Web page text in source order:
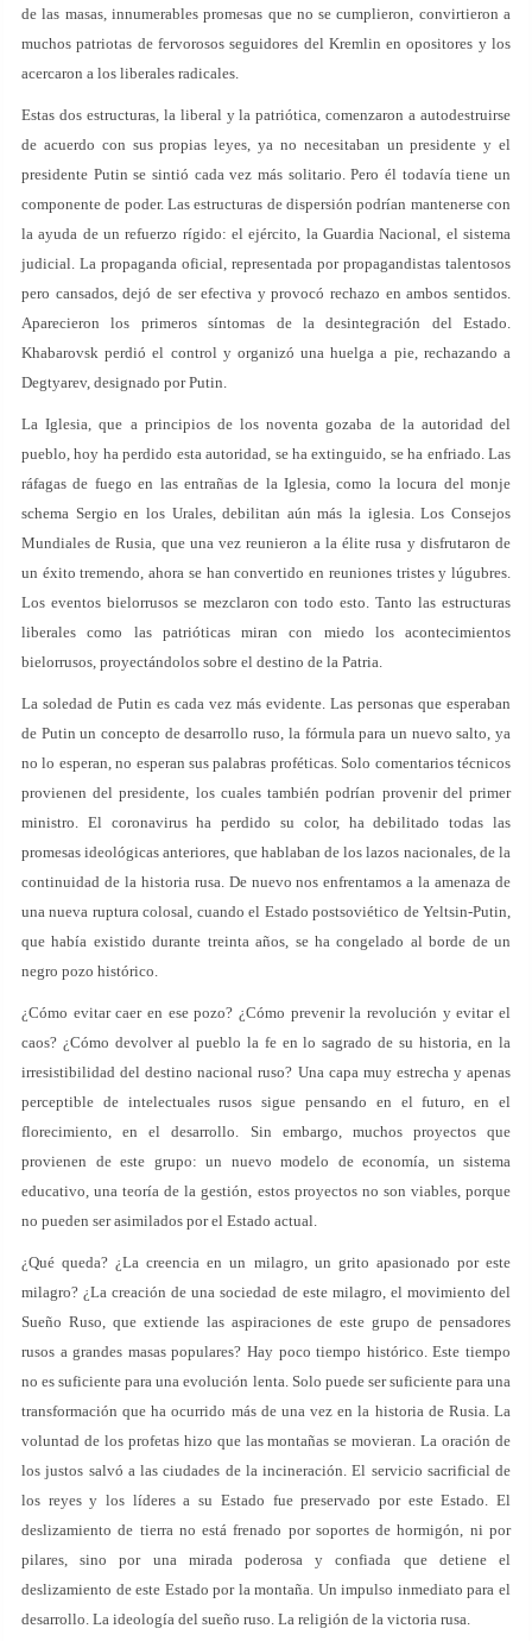
de las masas, innumerables promesas que no se cumplieron, convirtieron a
muchos patriotas de fervorosos seguidores del Kremlin en opositores y los
acercaron a los liberales radicales.
Estas dos estructuras, la liberal y la patriótica, comenzaron a autodestruirse
de acuerdo con sus propias leyes, ya no necesitaban un presidente y el
presidente Putin se sintió cada vez más solitario. Pero él todavía tiene un
componente de poder. Las estructuras de dispersión podrían mantenerse con
la ayuda de un refuerzo rígido: el ejército, la Guardia Nacional, el sistema
judicial. La propaganda oficial, representada por propagandistas talentosos
pero cansados, dejó de ser efectiva y provocó rechazo en ambos sentidos.
Aparecieron los primeros síntomas de la desintegración del Estado.
Khabarovsk perdió el control y organizó una huelga a pie, rechazando a
Degtyarev, designado por Putin.
La Iglesia, que a principios de los noventa gozaba de la autoridad del
pueblo, hoy ha perdido esta autoridad, se ha extinguido, se ha enfriado. Las
ráfagas de fuego en las entrañas de la Iglesia, como la locura del monje
schema Sergio en los Urales, debilitan aún más la iglesia. Los Consejos
Mundiales de Rusia, que una vez reunieron a la élite rusa y disfrutaron de
un éxito tremendo, ahora se han convertido en reuniones tristes y lúgubres.
Los eventos bielorrusos se mezclaron con todo esto. Tanto las estructuras
liberales como las patrióticas miran con miedo los acontecimientos
bielorrusos, proyectándolos sobre el destino de la Patria.
La soledad de Putin es cada vez más evidente. Las personas que esperaban
de Putin un concepto de desarrollo ruso, la fórmula para un nuevo salto, ya
no lo esperan, no esperan sus palabras proféticas. Solo comentarios técnicos
provienen del presidente, los cuales también podrían provenir del primer
ministro. El coronavirus ha perdido su color, ha debilitado todas las
promesas ideológicas anteriores, que hablaban de los lazos nacionales, de la
continuidad de la historia rusa. De nuevo nos enfrentamos a la amenaza de
una nueva ruptura colosal, cuando el Estado postsoviético de Yeltsin-Putin,
que había existido durante treinta años, se ha congelado al borde de un
negro pozo histórico.
¿Cómo evitar caer en ese pozo? ¿Cómo prevenir la revolución y evitar el
caos? ¿Cómo devolver al pueblo la fe en lo sagrado de su historia, en la
irresistibilidad del destino nacional ruso? Una capa muy estrecha y apenas
perceptible de intelectuales rusos sigue pensando en el futuro, en el
florecimiento, en el desarrollo. Sin embargo, muchos proyectos que
provienen de este grupo: un nuevo modelo de economía, un sistema
educativo, una teoría de la gestión, estos proyectos no son viables, porque
no pueden ser asimilados por el Estado actual.
¿Qué queda? ¿La creencia en un milagro, un grito apasionado por este
milagro? ¿La creación de una sociedad de este milagro, el movimiento del
Sueño Ruso, que extiende las aspiraciones de este grupo de pensadores
rusos a grandes masas populares? Hay poco tiempo histórico. Este tiempo
no es suficiente para una evolución lenta. Solo puede ser suficiente para una
transformación que ha ocurrido más de una vez en la historia de Rusia. La
voluntad de los profetas hizo que las montañas se movieran. La oración de
los justos salvó a las ciudades de la incineración. El servicio sacrificial de
los reyes y los líderes a su Estado fue preservado por este Estado. El
deslizamiento de tierra no está frenado por soportes de hormigón, ni por
pilares, sino por una mirada poderosa y confiada que detiene el
deslizamiento de este Estado por la montaña. Un impulso inmediato para el
desarrollo. La ideología del sueño ruso. La religión de la victoria rusa.